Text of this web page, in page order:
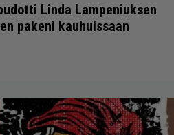
Linda Lampeniuksen
pakeni kauhuissaan